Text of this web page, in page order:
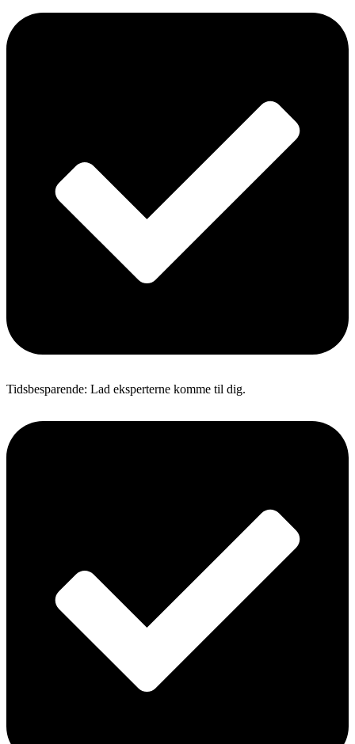
Tidsbesparende: Lad eksperterne komme til dig.